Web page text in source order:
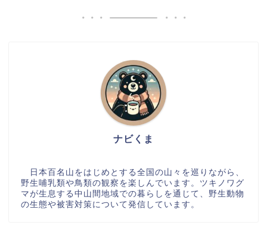
ナビくま
日本百名山をはじめとする全国の山々を巡りながら、
野生哺乳類や鳥類の観察を楽しんでいます。ツキノワグ
マが生息する中山間地域での暮らしを通じて、野生動物
の生態や被害対策について発信しています。